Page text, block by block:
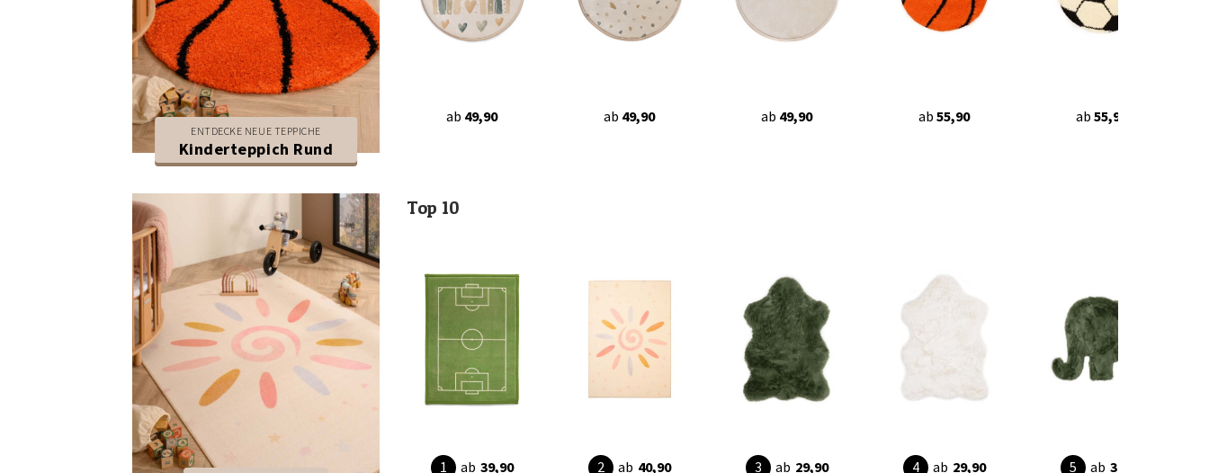
ENTDECKE NEUE TEPPICHE
Kinderteppich Rund
ab 49,90 ab 49,90 ab 49,90 ab 55,90 ab 55,90
Top 10
ab 39,90 ab 40,90 ab 29,90 ab 29,90 ab 39,90